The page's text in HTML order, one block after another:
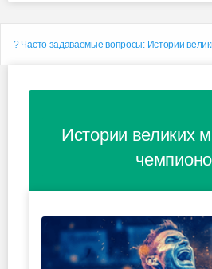
? Часто задаваемые вопросы: Истории
Истории великих